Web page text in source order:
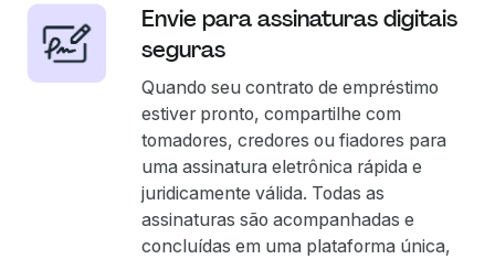
Envie para assinaturas digitais
seguras
Quando seu contrato de empréstimo
estiver pronto, compartilhe com
tomadores, credores ou fiadores para
uma assinatura eletrônica rápida e
juridicamente válida. Todas as
assinaturas são acompanhadas e
concluídas em uma plataforma única,